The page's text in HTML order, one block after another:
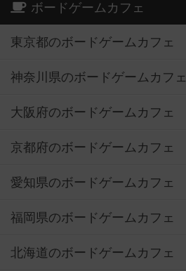
ボードゲームカフェ
東京都のボードゲームカフェ
神奈川県のボードゲームカフェ
大阪府のボードゲームカフェ
京都府のボードゲームカフェ
愛知県のボードゲームカフェ
福岡県のボードゲームカフェ
北海道のボードゲームカフェ